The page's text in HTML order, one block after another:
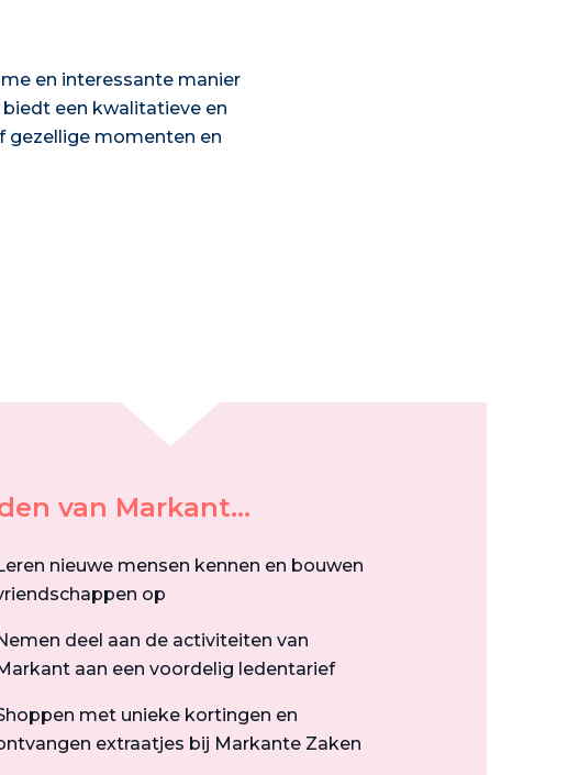
en interessante manier
een kwalitatieve en
gezellige momenten en
van Markant...
nieuwe mensen kennen en bouwen
op
deel aan de activiteiten van
aan een voordelig ledentarief
met unieke kortingen en
extraatjes bij Markante Zaken